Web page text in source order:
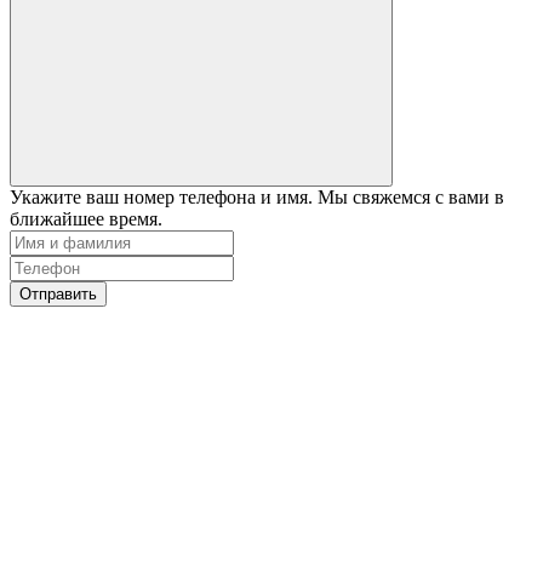
Укажите ваш номер телефона и имя. Мы свяжемся с вами в
ближайшее время.
Отправить